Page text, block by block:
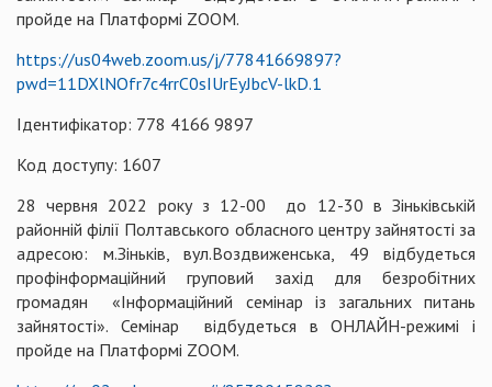
пройде на Платформі ZOOM.
https://us04web.zoom.us/j/77841669897?
pwd=11DXlNOfr7c4rrC0sIUrEyJbcV-lkD.1
Ідентифікатор: 778 4166 9897
Код доступу: 1607
28 червня 2022 року з 12-00 до 12-30 в Зіньківській
районній філії Полтавського обласного центру зайнятості за
адресою: м.Зіньків, вул.Воздвиженська, 49 відбудеться
профінформаційний груповий захід для безробітних
громадян «Інформаційний семінар із загальних питань
зайнятості». Семінар відбудеться в ОНЛАЙН-режимі і
пройде на Платформі ZOOM.